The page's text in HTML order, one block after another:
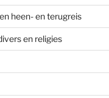
heen- en terugreis
en religies